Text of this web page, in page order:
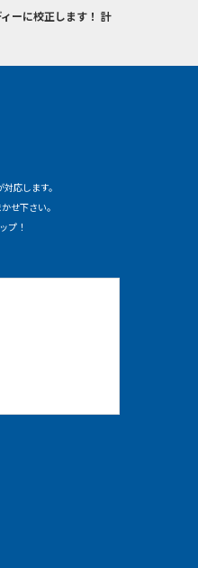
ーに校正します！ 計
応します。
せ下さい。
プ！